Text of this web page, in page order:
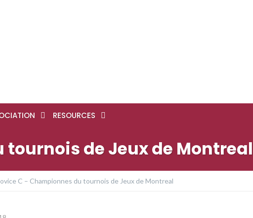
RESOURCES
de Jeux de Montreal
C – Championnes du tournois de Jeux de Montreal